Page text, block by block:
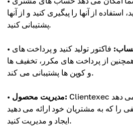
استفاده از آنها را پیگیری کنید و از آنها
پشتیبانی کنید.
• فاکتور تولید کنید و پرداخت های
از پرداخت های مکرر، تخفیف ها
و کوپن ها پشتیبانی می کند.
• مدیریت محصول: Clientexec همچنین به شما امکان می دهد
را که به مشتریان خود ارائه می دهید
ایجاد و مدیریت کنید.